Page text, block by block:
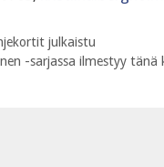
julkaistu
-sarjassa ilmestyy tänä